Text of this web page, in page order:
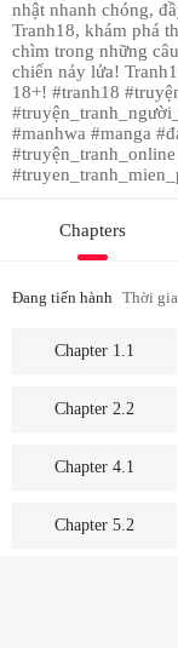
nhật nhanh chóng,
Tranh18, khám phá
chìm trong những
chiến nảy lửa!
18+! #tranh18
#manhwa #manga
Chapters
Đang tiến hành Thời
Chapter 1.1
Chapter 2.2
Chapter 4.1
Chapter 5.2